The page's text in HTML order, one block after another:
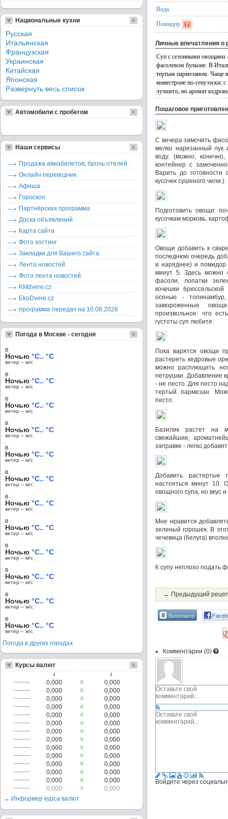
Вода
Помидор
Личные впечатления о
Суп с сезонными овощами
фасолевом бульоне. В
тертым пармезаном. Чаще
минестроне по-генуэзски:
лучшего, но аромат
Пошаговое
С вечера замочить
мелко нарезанный лук
воду. (можно,
контейнер с
Варить до
кусочек сушеного чили.)
Подготовить овощи:
кусочкам морковь,
Овощи добавить к
последнюю очередь
и наряднее) и помидор
минут 5. Здесь можно
фасоли, лопатки
кочешки
осенью -
замороженные
произвольное: что
густоты суп любите.
Пока варятся овощи
растереть кедровые
можно расплющить
петрушки. Добавление
- не песто. Для песто
тертый пармезан.
песто.
Базилик растет на
свежайшие,
заправке - легко
Добавить
настояться минут 10.
овощного супа, но вкус
Мне нравится
зеленый горошек. В
чечевица (белуга)
К супу неплохо подать
← Предыдущий
Вконтакте
Комментарии (0)
Войдите через
Национальные кухни
Русская
Итальянская
Французская
Украинская
Китайская
Японская
Развернуть весь список
Автомобили с пробегом
Наши сервисы
Продажа авиабилетов, бронь отелей
Онлайн переводчик
Афиша
Гороскоп
Партнёрская программа
Доска объявлений
Карта сайта
Фото хостинг
Закладки для Вашего сайта
Лента новостей
Фото лента новостей
KMdvere.cz
EkoDvere.cz
программа передач на 10.08.2026
Погода в Москве - сегодня
в
Ночью °C.. °C
ветер – м/c
в
Ночью °C.. °C
ветер – м/c
в
Ночью °C.. °C
ветер – м/c
в
Ночью °C.. °C
ветер – м/c
в
Ночью °C.. °C
ветер – м/c
в
Ночью °C.. °C
ветер – м/c
в
Ночью °C.. °C
ветер – м/c
в
Ночью °C.. °C
ветер – м/c
в
Ночью °C.. °C
ветер – м/c
в
Ночью °C.. °C
ветер – м/c
в
Ночью °C.. °C
ветер – м/c
в
Ночью °C.. °C
ветер – м/c
Погода в других городах
Курсы валют
/ /
0,000 0
0,000
0,000
0
0,000
0,000
0
0,000
0,000
0
0,000
0,000
0
0,000
0,000
0
0,000
0,000
0
0,000
0,000
0
0,000
0,000
0
0,000
0,000
0
0,000
0,000
0
0,000
0,000
0
0,000
0,000
0
0,000
0,000
0
0,000
→ Информер курса валют